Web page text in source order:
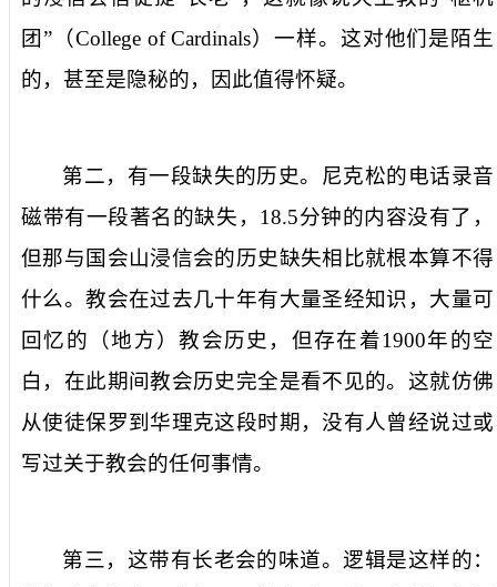
团”（College of Cardinals）一样。这对他们是陌生
的，甚至是隐秘的，因此值得怀疑。
第二，有一段缺失的历史。尼克松的电话录音
磁带有一段著名的缺失， 18.5分钟的内容没有了，
但那与国会山浸信会的历史缺失相比就根本算不得
什么。教会在过去几十年有大量圣经知识，大量可
回忆的（地方）教会历史，但存在着1900年的空
白，在此期间教会历史完全是看不见的。这就仿佛
从使徒保罗到华理克这段时期，没有人曾经说过或
写过关于教会的任何事情。
第三，这带有长老会的味道。逻辑是这样的：